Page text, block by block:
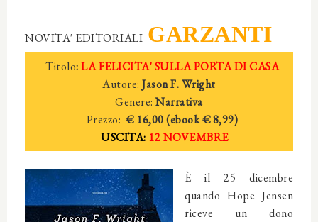
NOVITA' EDITORIALI GARZANTI
Titolo:LA FELICITA' SULLA PORTA DI CASA
Autore:Jason F. Wright
Genere:Narrativa
Prezzo: € 16,00 (ebook € 8,99)
USCITA: 12 NOVEMBRE
È il 25 dicembre
quando Hope Jensen
riceve un dono